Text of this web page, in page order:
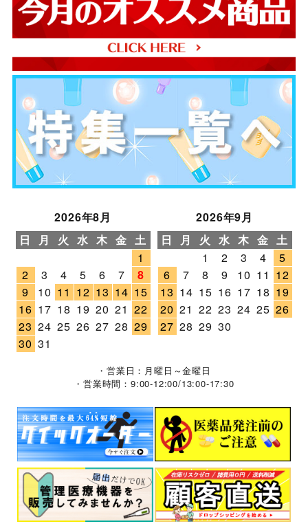
2026年8月
日
月 火 水 木 金 土
1
2
3 4 5 6 7
8
9
10 11 12 13 14 15
16 17 18 19 20 21 22
23 24 25 26 27 28 29
30 31
2026年9月
日
月 火 水 木 金 土
1
2 3 4
5
6
7 8 9 10 11 12
13 14 15 16 17 18 19
20 21 22 23 24 25 26
27 28 29 30
・営業日：月曜日～金曜日
・営業時間：9:00-12:00/13:00-17:30